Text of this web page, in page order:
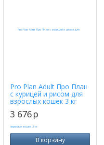
Pro Plan Adult Про План
с курицей и рисом для
взрослых кошек 3 кг
3 676p
В корзину